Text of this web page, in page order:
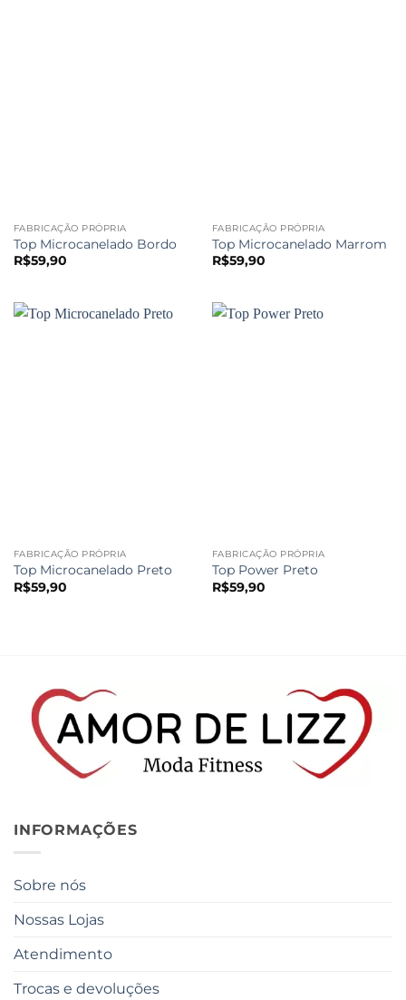
FABRICAÇÃO PRÓPRIA
Top Microcanelado Bordo
R$59,90
FABRICAÇÃO PRÓPRIA
Top Microcanelado Marrom
R$59,90
FABRICAÇÃO PRÓPRIA
Top Microcanelado Preto
R$59,90
FABRICAÇÃO PRÓPRIA
Top Power Preto
R$59,90
INFORMAÇÕES
Sobre nós
Nossas Lojas
Atendimento
Trocas e devoluções